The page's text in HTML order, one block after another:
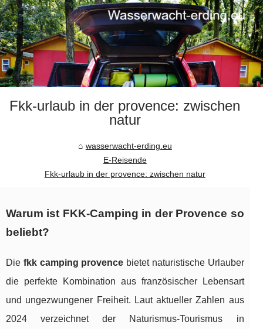
Fkk-urlaub in der provence: zwischen
natur
wasserwacht-erding.eu
E-Reisende
Fkk-urlaub in der provence: zwischen natur
Warum ist FKK-Camping in der Provence so
beliebt?
Die fkk camping provence bietet naturistische Urlauber
die perfekte Kombination aus französischer Lebensart
und ungezwungener Freiheit. Laut aktueller Zahlen aus
2024 verzeichnet der Naturismus-Tourismus in